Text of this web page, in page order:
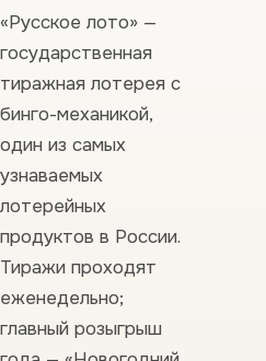
«Русское лото» —
государственная
тиражная лотерея с
бинго-механикой,
один из самых
узнаваемых
лотерейных
продуктов в России.
Тиражи проходят
еженедельно;
главный розыгрыш